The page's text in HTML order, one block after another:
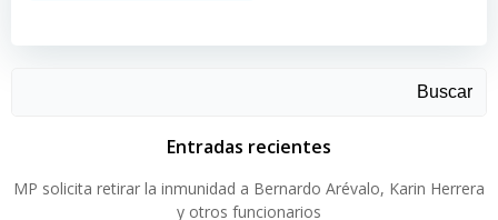
Buscar
Entradas recientes
MP solicita retirar la inmunidad a Bernardo Arévalo, Karin Herrera
y otros funcionarios